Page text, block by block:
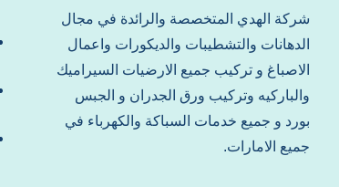
شركة الهدي المتخصصة والرائدة في مجال
الدهانات والتشطيبات والديكورات واعمال
الاصباغ و تركيب جميع الارضيات السيراميك
والباركيه وتركيب ورق الجدران و الجبس
بورد و جميع خدمات السباكة والكهرباء في
جميع الامارات.